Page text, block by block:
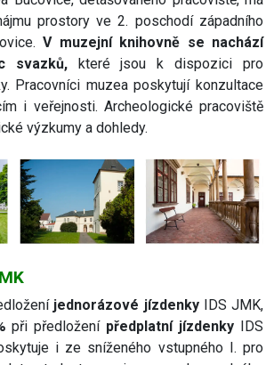
prostory ve 2. poschodí západního
V muzejní knihovně se nachází
svazků,které jsou k dispozici pro
Pracovníci muzea poskytují konzultace
i veřejnosti. Archeologické pracoviště
výzkumy a dohledy.
jednorázové jízdenkyIDS JMK,
při předložení předplatní jízdenky IDS
i ze sníženého vstupného I. pro